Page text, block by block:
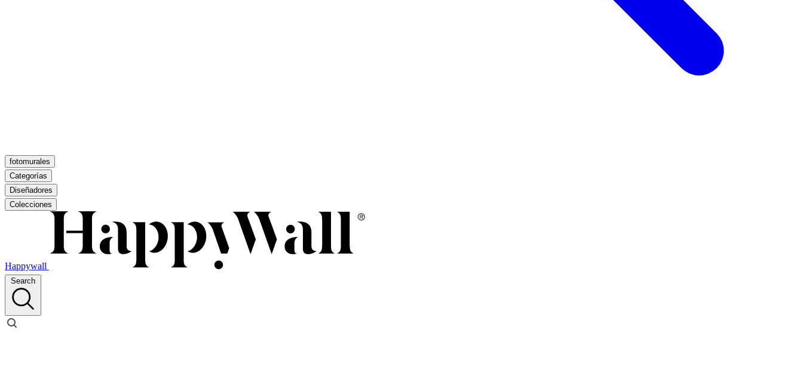
fotomurales
Categorías
Diseñadores
Colecciones
Happywall
Search